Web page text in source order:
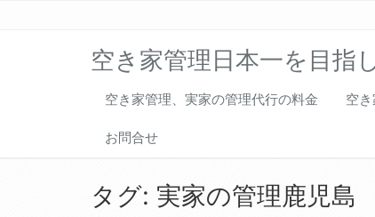
空き家管理日本一を目指
空き家管理、実家の管理代行の料金 空
お問合せ
タグ: 実家の管理鹿児島